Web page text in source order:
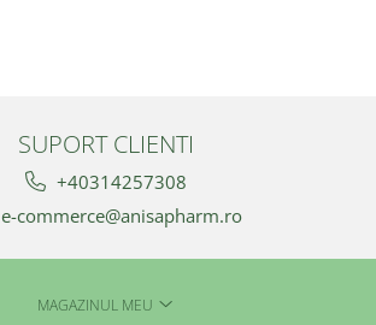
SUPORT CLIENTI
+40314257308
e-commerce@anisapharm.ro
MAGAZINUL MEU